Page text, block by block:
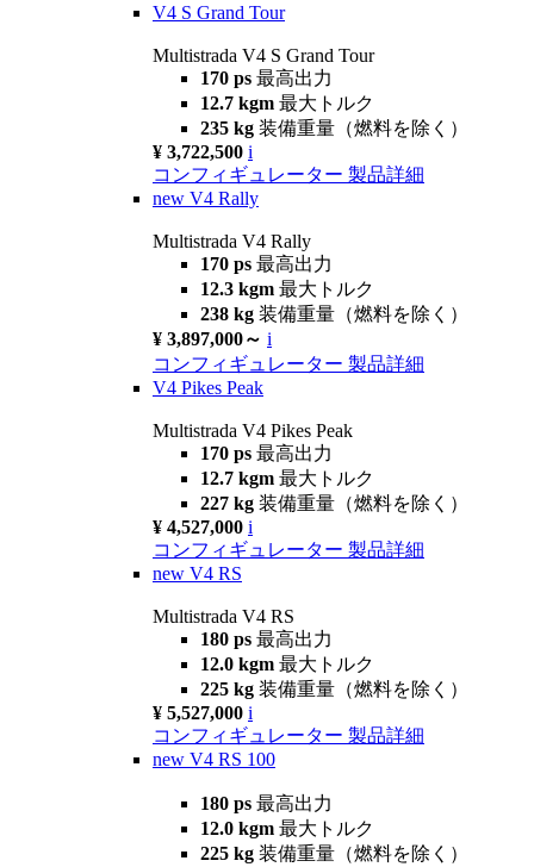
V4 S Grand Tour
Multistrada V4 S Grand Tour
170 ps 最高出力
12.7 kgm 最大トルク
235 kg 装備重量（燃料を除く）
¥ 3,722,500 i
コンフィギュレーター 製品詳細
new V4 Rally
Multistrada V4 Rally
170 ps 最高出力
12.3 kgm 最大トルク
238 kg 装備重量（燃料を除く）
¥ 3,897,000～ i
コンフィギュレーター 製品詳細
V4 Pikes Peak
Multistrada V4 Pikes Peak
170 ps 最高出力
12.7 kgm 最大トルク
227 kg 装備重量（燃料を除く）
¥ 4,527,000 i
コンフィギュレーター 製品詳細
new V4 RS
Multistrada V4 RS
180 ps 最高出力
12.0 kgm 最大トルク
225 kg 装備重量（燃料を除く）
¥ 5,527,000 i
コンフィギュレーター 製品詳細
new V4 RS 100
180 ps 最高出力
12.0 kgm 最大トルク
225 kg 装備重量（燃料を除く）